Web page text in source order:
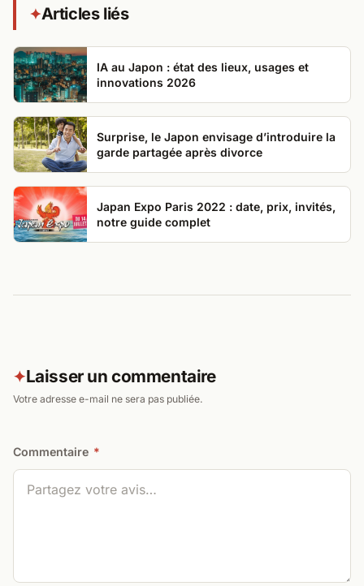
✦Articles liés
IA au Japon : état des lieux, usages et
innovations 2026
Surprise, le Japon envisage d’introduire la
garde partagée après divorce
Japan Expo Paris 2022 : date, prix, invités,
notre guide complet
✦Laisser un commentaire
Votre adresse e-mail ne sera pas publiée.
Commentaire *